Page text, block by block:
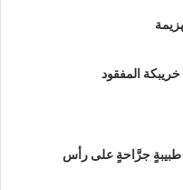
المفقود
جرَّاحةٍ على رأس